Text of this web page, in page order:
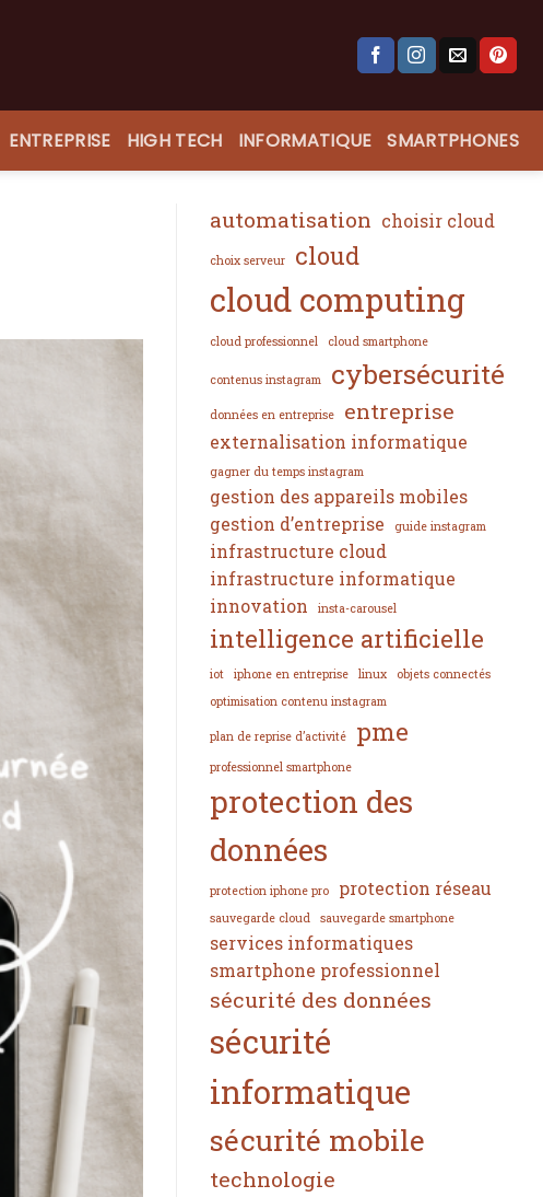
ENTREPRISE HIGH TECH INFORMATIQUE SMARTPHONES
automatisation choisir cloud
choix serveur cloud
cloud computing
cloud professionnel cloud smartphone
contenus instagram cybersécurité
données en entreprise entreprise
externalisation informatique
gagner du temps instagram
gestion des appareils mobiles
gestion d’entreprise
guide instagram
infrastructure cloud
infrastructure informatique
innovation
insta-carousel
intelligence artificielle
iot iphone en entreprise linux
objets connectés
optimisation contenu instagram
plan de reprise d’activité pme
professionnel smartphone
protection des
données
protection iphone pro protection réseau
sauvegarde cloud sauvegarde smartphone
services informatiques
smartphone professionnel
sécurité des données
sécurité
informatique
sécurité mobile
technologie